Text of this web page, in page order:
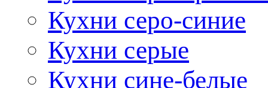
Кухни серо-синие
Кухни серые
Кухни сине-белые